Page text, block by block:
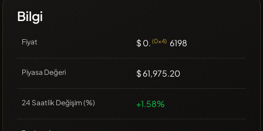
Bilgi
Fiyat $ 0. (0x4) 6198
Piyasa Değeri $ 61,975.20
24 Saatlik Değişim (%) +1.58%